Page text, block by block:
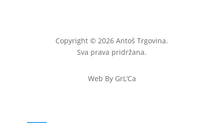
Copyright © 2026 Antoš Trgovina.
Sva prava pridržana.
Web By GrL’Ca